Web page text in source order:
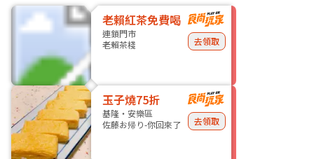
老賴紅茶免費喝
連鎖門市
老賴茶棧
去領取
玉子燒75折
基隆・安樂區
佐藤お帰り-你回來了
去領取